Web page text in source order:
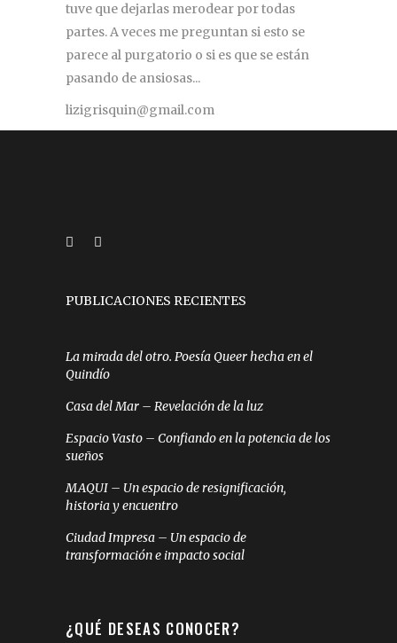
tuve que dejarlas merodear por todas
partes. A veces me preguntan si esto se
parece al purgatorio o si es que se están
pasando de ansiosas...
lizigrisquin@gmail.com
PUBLICACIONES RECIENTES
La mirada del otro. Poesía Queer hecha en el
Quindío
Casa del Mar – Revelación de la luz
Espacio Vasto – Confiando en la potencia de los
sueños
MAQUI – Un espacio de resignificación,
historia y encuentro
Ciudad Impresa – Un espacio de
transformación e impacto social
¿QUÉ DESEAS CONOCER?